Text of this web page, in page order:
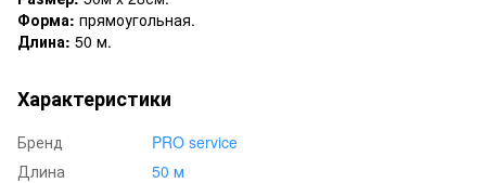
Форма: прямоугольная.
Длина: 50 м.
Характеристики
Бренд
PRO service
Длина
50 м